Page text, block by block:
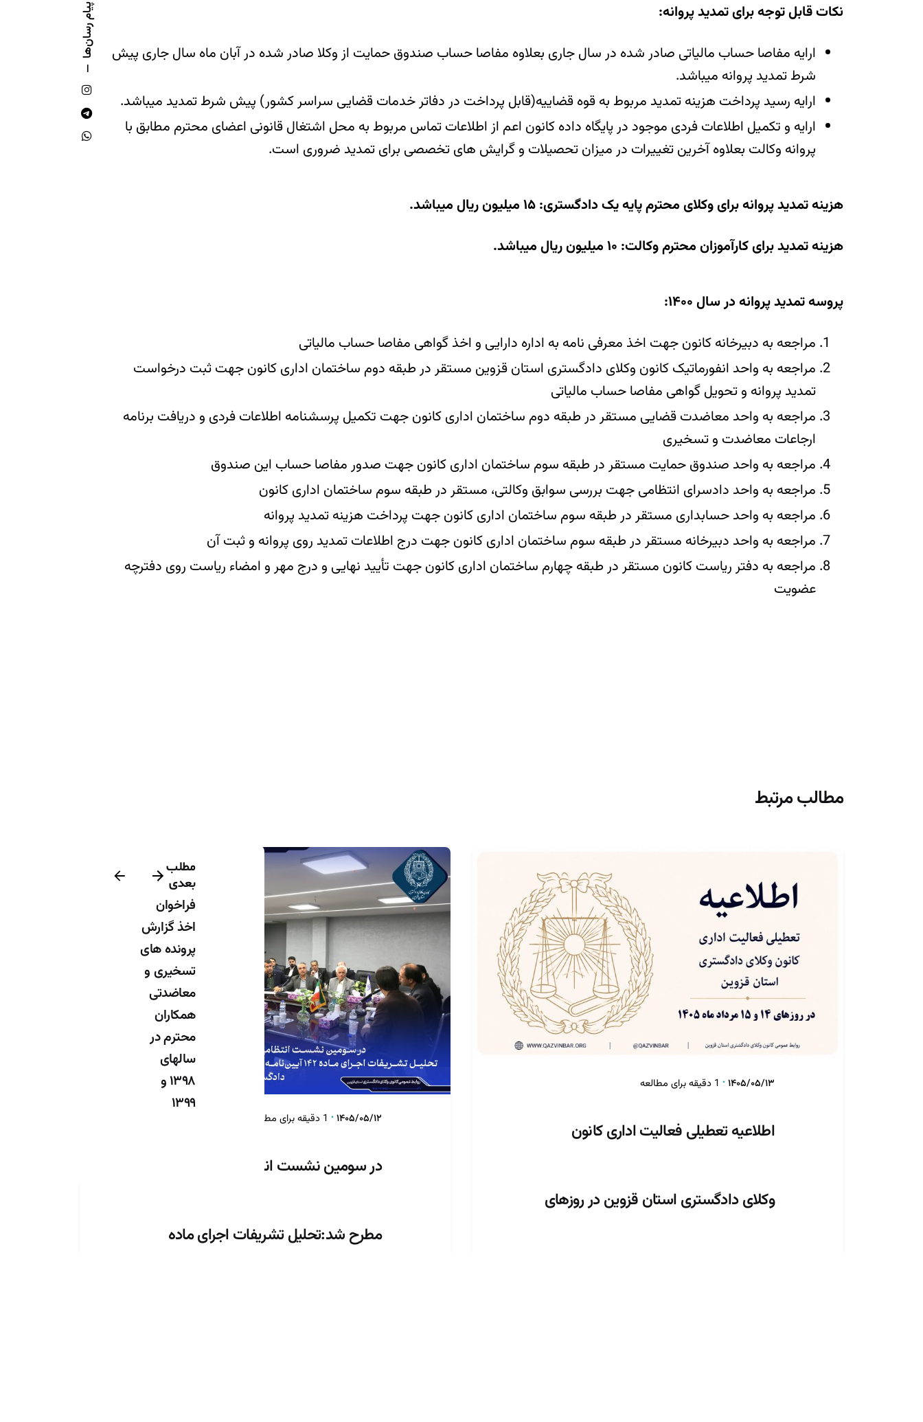
نکات قابل توجه برای تمدید پروانه:
ارایه مفاصا حساب مالیاتی صادر شده در سال جاری بعلاوه مفاصا حساب صندوق حمایت از وکلا صادر شده در آبان ماه سال جاری پیش
شرط تمدید پروانه میباشد.
ارایه رسید پرداخت هزینه تمدید مربوط به قوه قضاییه(قابل پرداخت در دفاتر خدمات قضایی سراسر کشور) پیش شرط تمدید میباشد.
ارایه و تکمیل اطلاعات فردی موجود در پایگاه داده کانون اعم از اطلاعات تماس مربوط به محل اشتغال قانونی اعضای محترم مطابق با
پروانه وکالت بعلاوه آخرین تغییرات در میزان تحصیلات و گرایش های تخصصی برای تمدید ضروری است.
هزینه تمدید پروانه برای وکلای محترم پایه یک دادگستری: ۱۵ میلیون ریال میباشد.
هزینه تمدید برای کارآموزان محترم وکالت: ۱۰ میلیون ریال میباشد.
پروسه تمدید پروانه در سال ۱۴۰۰:
مراجعه به دبیرخانه کانون جهت اخذ معرفی نامه به اداره دارایی و اخذ گواهی مفاصا حساب مالیاتی
مراجعه به واحد انفورماتیک کانون وکلای دادگستری استان قزوین مستقر در طبقه دوم ساختمان اداری کانون جهت ثبت درخواست
تمدید پروانه و تحویل گواهی مفاصا حساب مالیاتی
مراجعه به واحد معاضدت قضایی مستقر در طبقه دوم ساختمان اداری کانون جهت تکمیل پرسشنامه اطلاعات فردی و دریافت برنامه
ارجاعات معاضدت و تسخیری
مراجعه به واحد صندوق حمایت مستقر در طبقه سوم ساختمان اداری کانون جهت صدور مفاصا حساب این صندوق
مراجعه به واحد دادسرای انتظامی جهت بررسی سوابق وکالتی، مستقر در طبقه سوم ساختمان اداری کانون
مراجعه به واحد حسابداری مستقر در طبقه سوم ساختمان اداری کانون جهت پرداخت هزینه تمدید پروانه
مراجعه به واحد دبیرخانه مستقر در طبقه سوم ساختمان اداری کانون جهت درج اطلاعات تمدید روی پروانه و ثبت آن
مراجعه به دفتر ریاست کانون مستقر در طبقه چهارم ساختمان اداری کانون جهت تأیید نهایی و درج مهر و امضاء ریاست روی دفترچه
عضویت
مطلب
بعدی
فراخوان
اخذ گزارش
پرونده های
تسخیری و
معاضدتی
همکاران
محترم در
سالهای
۱۳۹۸ و
۱۳۹۹
مطالب مرتبط
تنظیم توسط
روابط عمومی
۱۴۰۵/۰۵/۱۳ 1 دقیقه برای مطالعه
اطلاعیه تعطیلی فعالیت اداری کانون
وکلای دادگستری استان قزوین در روزهای
تنظیم توسط
روابط عمومی
۱۴۰۵/۰۵/۱۲ 1 دقیقه برای مطالعه
در سومین نشست انتظامی کانون قزوین
مطرح شد:تحلیل تشریفات اجرای ماده
تمامی حقوق برای کانون وکلای دادگستری استان قزوین محفوظ است طراحی و توسعه توسط شرکت گیتی پرداز اردیبهشت نوآفرین